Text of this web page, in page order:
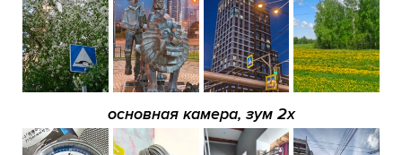
основная камера, зум 2х